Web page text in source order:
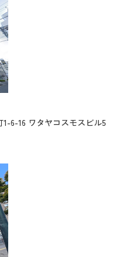
6-16 ワタヤコスモスビル5